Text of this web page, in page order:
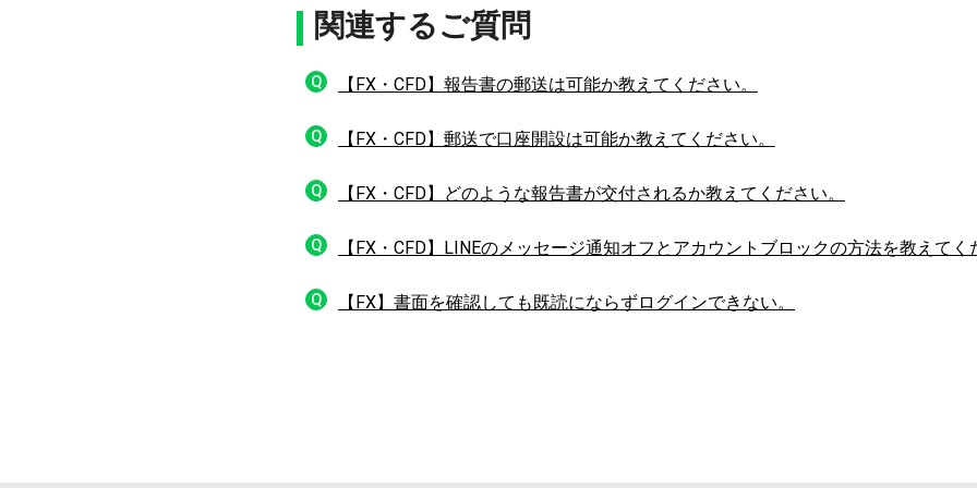
関連するご質問
Q 【FX・CFD】報告書の郵送は可能か教えてください。
Q 【FX・CFD】郵送で口座開設は可能か教えてください。
Q 【FX・CFD】どのような報告書が交付されるか教えてください。
Q 【FX・CFD】LINEのメッセージ通知オフとアカウントブロックの方法を教えてく
Q 【FX】書面を確認しても既読にならずログインできない。